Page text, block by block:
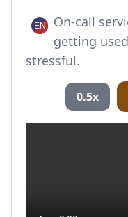
On-call
getting
stressful.
0.5x